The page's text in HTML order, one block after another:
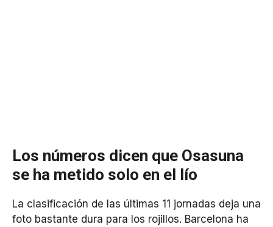
Los números dicen que Osasuna
se ha metido solo en el lío
La clasificación de las últimas 11 jornadas deja una
foto bastante dura para los rojillos. Barcelona ha